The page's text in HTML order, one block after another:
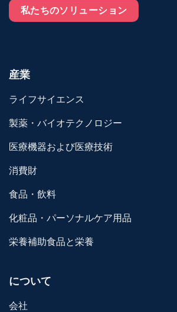
私たちのソリューション
産業
ライフサイエンス
製薬・バイオテクノロジー
医療機器および医療技術
消費財
食品・飲料
化粧品・パーソナルケア用品
栄養補助食品と栄養
について
会社